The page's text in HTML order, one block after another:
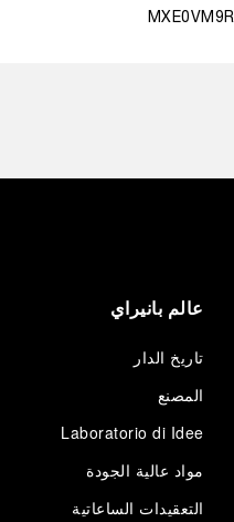
MXE0VM9R
عالم بانيراي
تاريخ الدار
المصنع
Laboratorio di Idee
مواد عالية الجودة
التعقيدات الساعاتية